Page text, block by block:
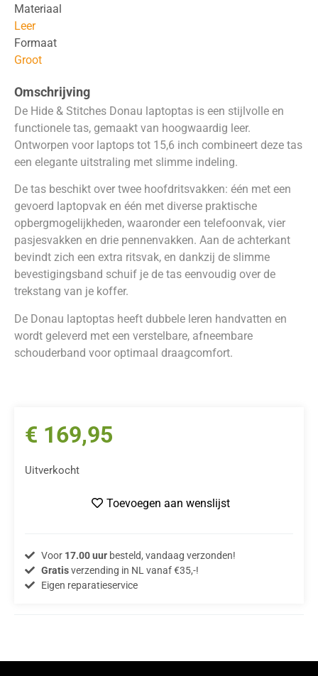
Materiaal
Leer
Formaat
Groot
Omschrijving
De Hide & Stitches Donau laptoptas is een stijlvolle en
functionele tas, gemaakt van hoogwaardig leer.
Ontworpen voor laptops tot 15,6 inch combineert deze tas
een elegante uitstraling met slimme indeling.
De tas beschikt over twee hoofdritsvakken: één met een
gevoerd laptopvak en één met diverse praktische
opbergmogelijkheden, waaronder een telefoonvak, vier
pasjesvakken en drie pennenvakken. Aan de achterkant
bevindt zich een extra ritsvak, en dankzij de slimme
bevestigingsband schuif je de tas eenvoudig over de
trekstang van je koffer.
De Donau laptoptas heeft dubbele leren handvatten en
wordt geleverd met een verstelbare, afneembare
schouderband voor optimaal draagcomfort.
€ 169,95
Uitverkocht
Toevoegen aan wenslijst
Voor 17.00 uurbesteld, vandaag verzonden!
Gratisverzending in NL vanaf €35,-!
Eigen reparatieservice